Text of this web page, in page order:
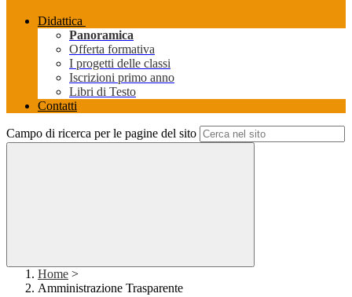
Didattica
Panoramica
Offerta formativa
I progetti delle classi
Iscrizioni primo anno
Libri di Testo
Contatti
Campo di ricerca per le pagine del sito
Home >
Amministrazione Trasparente